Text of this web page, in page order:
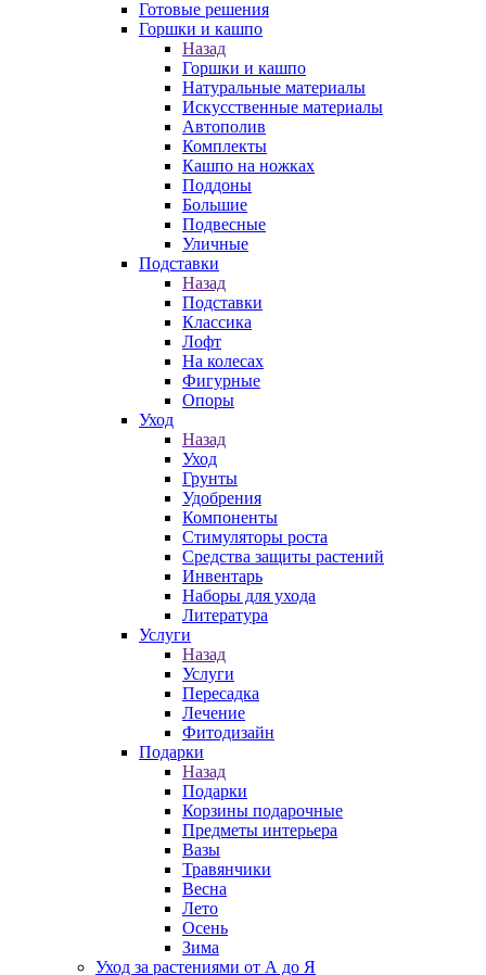
Готовые решения
Горшки и кашпо
Назад
Горшки и кашпо
Натуральные материалы
Искусственные материалы
Автополив
Комплекты
Кашпо на ножках
Поддоны
Большие
Подвесные
Уличные
Подставки
Назад
Подставки
Классика
Лофт
На колесах
Фигурные
Опоры
Уход
Назад
Уход
Грунты
Удобрения
Компоненты
Стимуляторы роста
Средства защиты растений
Инвентарь
Наборы для ухода
Литература
Услуги
Назад
Услуги
Пересадка
Лечение
Фитодизайн
Подарки
Назад
Подарки
Корзины подарочные
Предметы интерьера
Вазы
Травянчики
Весна
Лето
Осень
Зима
Уход за растениями от А до Я